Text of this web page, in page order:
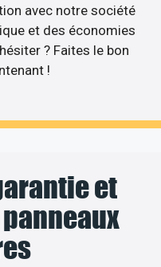
avec notre société
et des économies
? Faites le bon
!
et